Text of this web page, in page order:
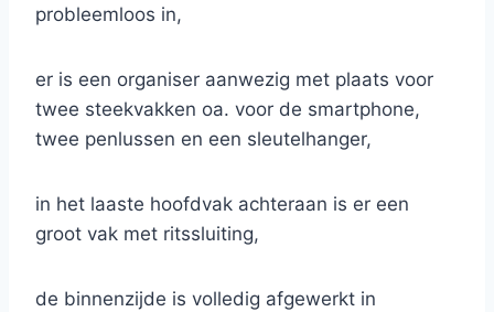
probleemloos in,
er is een organiser aanwezig met plaats voor
twee steekvakken oa. voor de smartphone,
twee penlussen en een sleutelhanger,
in het laaste hoofdvak achteraan is er een
groot vak met ritssluiting,
de binnenzijde is volledig afgewerkt in